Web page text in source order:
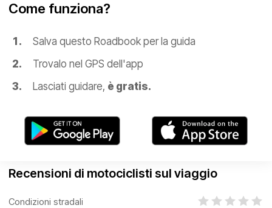
Come funziona?
Salva questo Roadbook per la guida
Trovalo nel GPS dell'app
Lasciati guidare, è gratis.
Recensioni di motociclisti sul viaggio
Condizioni stradali